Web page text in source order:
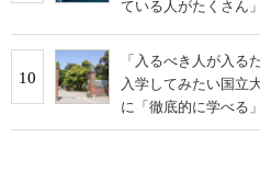
ている人がたくさん
10
「入るべき人が入
入学してみたい国立
に「徹底的に学べる
争うレベルの先端設